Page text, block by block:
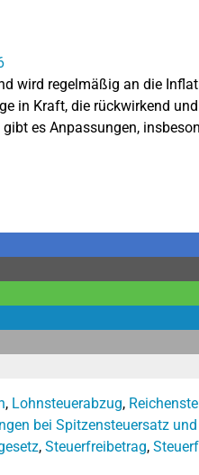
wird regelmäßig an die
in Kraft, die rückwirkend
es Anpassungen,
, Lohnsteuerabzug,
bei Spitzensteuersatz
, Steuerfreibetrag,